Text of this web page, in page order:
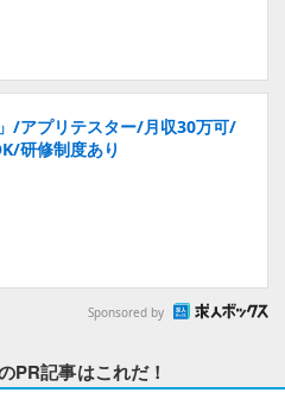
/アプリテスター/月収30万可/
研修制度あり
Sponsored by
PR記事はこれだ！